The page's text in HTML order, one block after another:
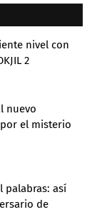
nivel con
2
nuevo
el misterio
palabras: así
de